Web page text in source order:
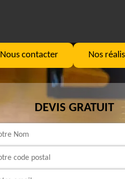
Nous contacter Nos
DEVIS GRATUIT